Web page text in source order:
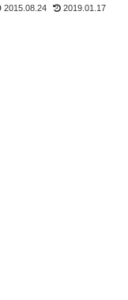
2015.08.24 2019.01.17